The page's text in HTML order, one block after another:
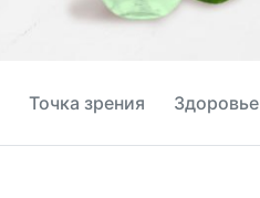
Точка зрения Здоровье